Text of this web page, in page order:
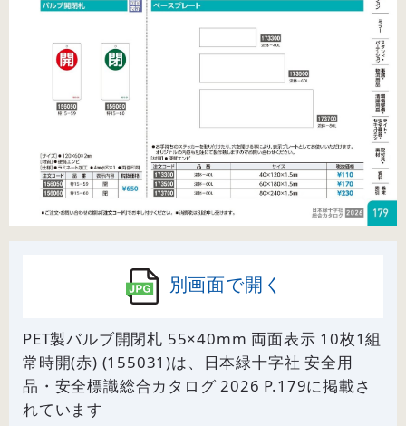
別画面で開く
PET製バルブ開閉札 55×40mm 両面表示 10枚1組
常時開(赤) (155031)は、日本緑十字社 安全用
品・安全標識総合カタログ 2026 P.179に掲載さ
れています